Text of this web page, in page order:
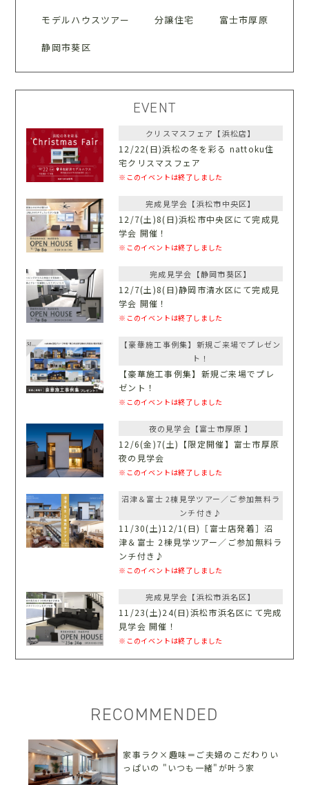
モデルハウスツアー 分譲住宅 富士市厚原
静岡市葵区
EVENT
クリスマスフェア【浜松店】
12/22(日)浜松の冬を彩る nattoku住
宅クリスマスフェア
※このイベントは終了しました
完成見学会【浜松市中央区】
12/7(土)8(日)浜松市中央区にて完成見
学会 開催！
※このイベントは終了しました
完成見学会【静岡市葵区】
12/7(土)8(日)静岡市清水区にて完成見
学会 開催！
※このイベントは終了しました
【豪華施工事例集】新規ご来場でプレゼン
ト！
【豪華施工事例集】新規ご来場でプレ
ゼント！
※このイベントは終了しました
夜の見学会【富士市厚原 】
12/6(金)7(土)【限定開催】富士市厚原
夜の見学会
※このイベントは終了しました
沼津＆富士 2棟見学ツアー／ご参加無料ラ
ンチ付き♪
11/30(土)12/1(日)［富士店発着］沼
津＆富士 2棟見学ツアー／ご参加無料ラ
ンチ付き♪
※このイベントは終了しました
完成見学会【浜松市浜名区】
11/23(土)24(日)浜松市浜名区にて完成
見学会 開催！
※このイベントは終了しました
RECOMMENDED
家事ラク×趣味＝ご夫婦のこだわりい
っぱいの "いつも一緒"が叶う家